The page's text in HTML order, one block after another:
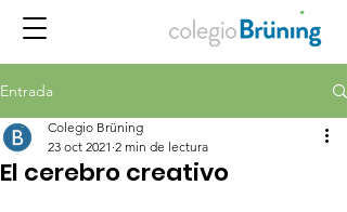
Entrada
El cerebro creativo
Colegio Brüning
23 oct 2021 2 min de lectura